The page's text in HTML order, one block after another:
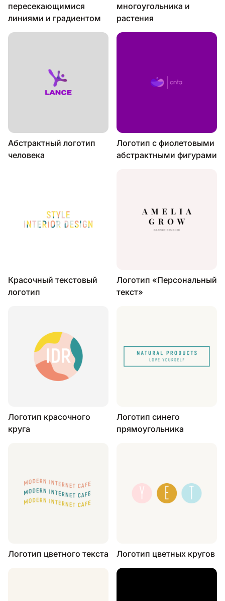
пересекающимися
линиями и градиентом
многоугольника и
растения
Абстрактный логотип
человека
Логотип с фиолетовыми
абстрактными фигурами
Красочный текстовый
логотип
Логотип «Персональный
текст»
Логотип красочного
круга
Логотип синего
прямоугольника
Логотип цветного текста Логотип цветных кругов